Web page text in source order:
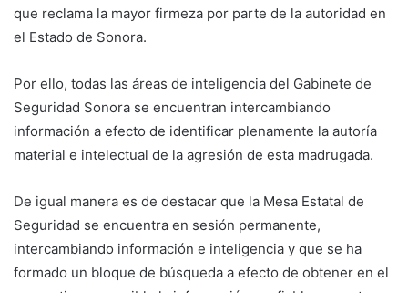
que reclama la mayor firmeza por parte de la autoridad en
el Estado de Sonora.
Por ello, todas las áreas de inteligencia del Gabinete de
Seguridad Sonora se encuentran intercambiando
información a efecto de identificar plenamente la autoría
material e intelectual de la agresión de esta madrugada.
De igual manera es de destacar que la Mesa Estatal de
Seguridad se encuentra en sesión permanente,
intercambiando información e inteligencia y que se ha
formado un bloque de búsqueda a efecto de obtener en el